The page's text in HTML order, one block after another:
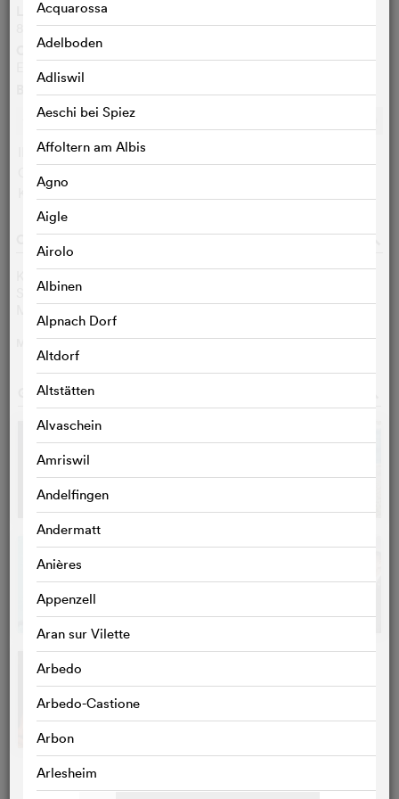
Acquarossa
Adelboden
Adliswil
Aeschi bei Spiez
Affoltern am Albis
Agno
Aigle
Airolo
Albinen
Alpnach Dorf
Altdorf
Altstätten
Alvaschein
Amriswil
Andelfingen
Andermatt
Anières
Appenzell
Aran sur Vilette
Arbedo
Arbedo-Castione
Arbon
Arlesheim
Länge
84 Min.
Originalsprachen
ccc ccc c
IMDB-User:
7.8 (35)
Cinefile-User:
KritikerInnen:
CAST & CREW o
Sonam Dolma Brauen
Martin Brauen
Self
MEHR>
GALERIE